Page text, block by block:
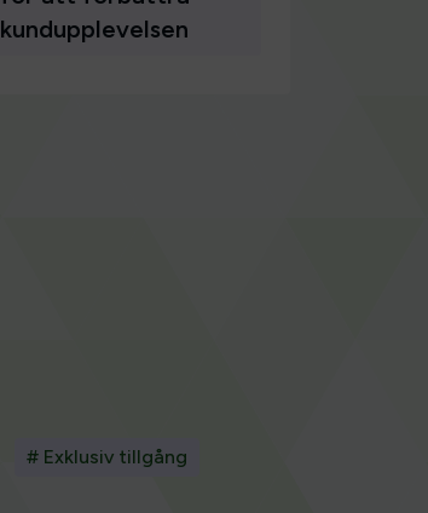
kundupplevelsen
# Exklusiv tillgång